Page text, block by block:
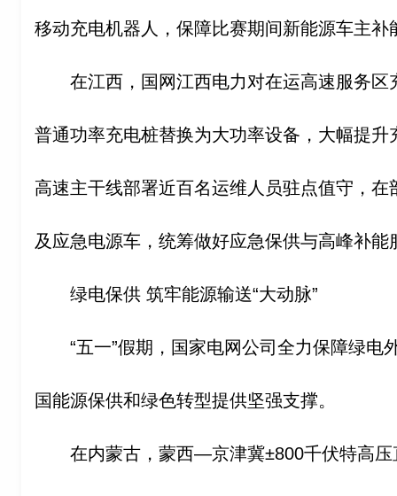
移动充电机器人，保障比赛期间新能源车主补
在江西，国网江西电力对在运高速服务
普通功率充电桩替换为大功率设备，大幅提
高速主干线部署近百名运维人员驻点值守，
及应急电源车，统筹做好应急保供与高峰补能
绿电保供 筑牢能源输送“大动脉”
“五一”假期，国家电网公司全力保障绿电
国能源保供和绿色转型提供坚强支撑。
在内蒙古，蒙西—京津冀±800千伏特高